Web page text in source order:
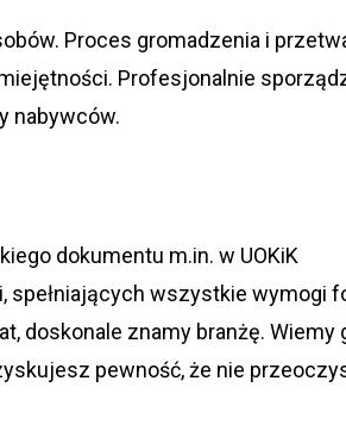
Proces gromadzenia i
Profesjonalnie
nabywców.
dokumentu m.in. w UOKiK
wszystkie wymogi
doskonale znamy branżę.
pewność, że nie